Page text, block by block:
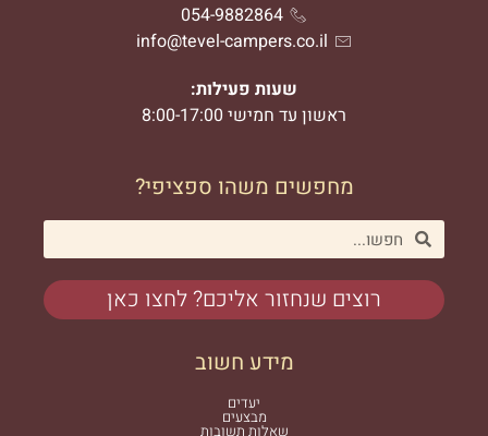
054-9882864
info@tevel-campers.co.il
שעות פעילות:
ראשון עד חמישי 8:00-17:00
מחפשים משהו ספציפי?
רוצים שנחזור אליכם? לחצו כאן
מידע חשוב
יעדים
מבצעים
שאלות תשובות